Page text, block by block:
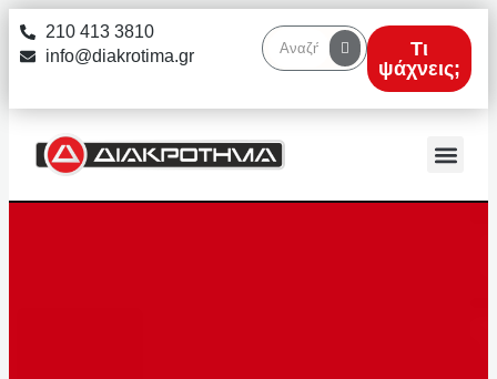
στο
περιεχόμενο
210 413 3810
info@diakrotima.gr
Τι
ψάχνεις;